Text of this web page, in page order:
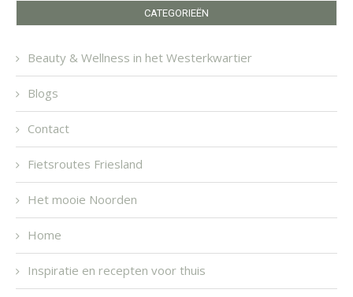
CATEGORIEËN
Beauty & Wellness in het Westerkwartier
Blogs
Contact
Fietsroutes Friesland
Het mooie Noorden
Home
Inspiratie en recepten voor thuis